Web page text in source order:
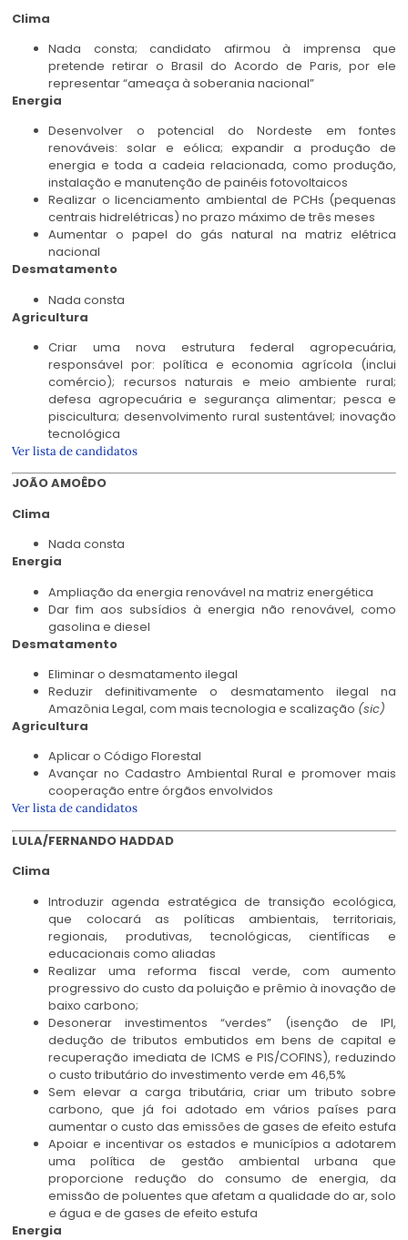
Clima
Nada consta; candidato afirmou à imprensa que
pretende retirar o Brasil do Acordo de Paris, por ele
representar “ameaça à soberania nacional”
Energia
Desenvolver o potencial do Nordeste em fontes
renováveis: solar e eólica; expandir a produção de
energia e toda a cadeia relacionada, como produção,
instalação e manutenção de painéis fotovoltaicos
Realizar o licenciamento ambiental de PCHs (pequenas
centrais hidrelétricas) no prazo máximo de três meses
Aumentar o papel do gás natural na matriz elétrica
nacional
Desmatamento
Nada consta
Agricultura
Criar uma nova estrutura federal agropecuária,
responsável por: política e economia agrícola (inclui
comércio); recursos naturais e meio ambiente rural;
defesa agropecuária e segurança alimentar; pesca e
piscicultura; desenvolvimento rural sustentável; inovação
tecnológica
Ver lista de candidatos
JOÃO AMOÊDO
Clima
Nada consta
Energia
Ampliação da energia renovável na matriz energética
Dar fim aos subsídios à energia não renovável, como
gasolina e diesel
Desmatamento
Eliminar o desmatamento ilegal
Reduzir definitivamente o desmatamento ilegal na
Amazônia Legal, com mais tecnologia e scalização (sic)
Agricultura
Aplicar o Código Florestal
Avançar no Cadastro Ambiental Rural e promover mais
cooperação entre órgãos envolvidos
Ver lista de candidatos
LULA/FERNANDO HADDAD
Clima
Introduzir agenda estratégica de transição ecológica,
que colocará as políticas ambientais, territoriais,
regionais, produtivas, tecnológicas, científicas e
educacionais como aliadas
Realizar uma reforma fiscal verde, com aumento
progressivo do custo da poluição e prêmio à inovação de
baixo carbono;
Desonerar investimentos “verdes” (isenção de IPI,
dedução de tributos embutidos em bens de capital e
recuperação imediata de ICMS e PIS/COFINS), reduzindo
o custo tributário do investimento verde em 46,5%
Sem elevar a carga tributária, criar um tributo sobre
carbono, que já foi adotado em vários países para
aumentar o custo das emissões de gases de efeito estufa
Apoiar e incentivar os estados e municípios a adotarem
uma política de gestão ambiental urbana que
proporcione redução do consumo de energia, da
emissão de poluentes que afetam a qualidade do ar, solo
e água e de gases de efeito estufa
Energia